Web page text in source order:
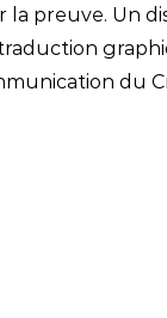
la preuve. Un
du